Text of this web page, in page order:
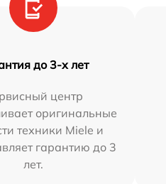
до 3-х лет
центр
оригинальные
техники Miele и
гарантию до 3
лет.